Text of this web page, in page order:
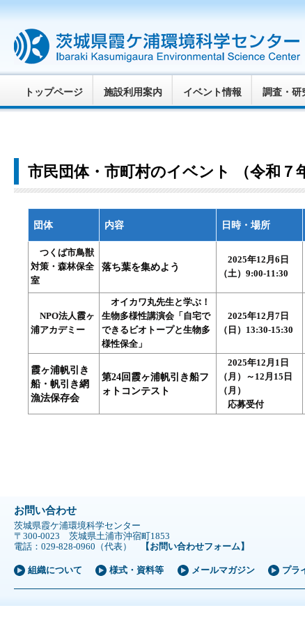
トップページ 施設利用案内 イベント情報 調査・研
市民団体・市町村のイベント （令和７
団体 内容 日時・場所
つくば市鳥獣
対策・森林保全
室
落ち葉を集めよう
2025年12月6日
（土）9:00-11:30
NPO法人霞ヶ
浦アカデミー
オイカワ丸先生と学ぶ！
生物多様性講演会「自宅で
できるビオトープと生物多
様性保全」
2025年12月7日
（日）13:30-15:30
霞ヶ浦帆引き
船・帆引き網
漁法保存会
第24回霞ヶ浦帆引き船フ
ォトコンテスト
2025年12月1日
（月）～12月15日
（月）
応募受付
お問い合わせ
茨城県霞ケ浦環境科学センター
〒300-0023 茨城県土浦市沖宿町1853
電話：029-828-0960（代表）
【お問い合わせフォーム】
組織について 様式・資料等 メールマガジン プラ